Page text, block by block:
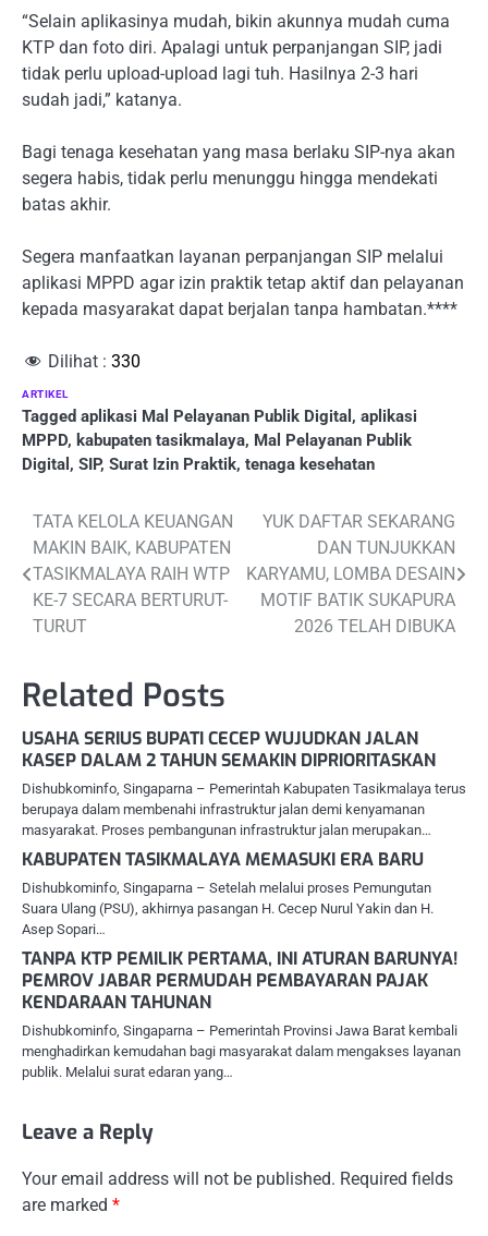
“Selain aplikasinya mudah, bikin akunnya mudah cuma
KTP dan foto diri. Apalagi untuk perpanjangan SIP, jadi
tidak perlu upload-upload lagi tuh. Hasilnya 2-3 hari
sudah jadi,” katanya.
Bagi tenaga kesehatan yang masa berlaku SIP-nya akan
segera habis, tidak perlu menunggu hingga mendekati
batas akhir.
Segera manfaatkan layanan perpanjangan SIP melalui
aplikasi MPPD agar izin praktik tetap aktif dan pelayanan
kepada masyarakat dapat berjalan tanpa hambatan.****
Dilihat : 330
ARTIKEL
Tagged aplikasi Mal Pelayanan Publik Digital , aplikasi
MPPD, kabupaten tasikmalaya, Mal Pelayanan Publik
Digital , SIP, Surat Izin Praktik, tenaga kesehatan
Post
navigation
TATA KELOLA KEUANGAN
MAKIN BAIK, KABUPATEN
TASIKMALAYA RAIH WTP
KE-7 SECARA BERTURUT-
TURUT
YUK DAFTAR SEKARANG
DAN TUNJUKKAN
KARYAMU, LOMBA DESAIN
MOTIF BATIK SUKAPURA
2026 TELAH DIBUKA
Related Posts
USAHA SERIUS BUPATI CECEP WUJUDKAN JALAN
KASEP DALAM 2 TAHUN SEMAKIN DIPRIORITASKAN
Dishubkominfo, Singaparna – Pemerintah Kabupaten Tasikmalaya terus
berupaya dalam membenahi infrastruktur jalan demi kenyamanan
masyarakat. Proses pembangunan infrastruktur jalan merupakan…
KABUPATEN TASIKMALAYA MEMASUKI ERA BARU
Dishubkominfo, Singaparna – Setelah melalui proses Pemungutan
Suara Ulang (PSU), akhirnya pasangan H. Cecep Nurul Yakin dan H.
Asep Sopari…
TANPA KTP PEMILIK PERTAMA, INI ATURAN BARUNYA!
PEMROV JABAR PERMUDAH PEMBAYARAN PAJAK
KENDARAAN TAHUNAN
Dishubkominfo, Singaparna – Pemerintah Provinsi Jawa Barat kembali
menghadirkan kemudahan bagi masyarakat dalam mengakses layanan
publik. Melalui surat edaran yang…
Leave a Reply
Your email address will not be published. Required fields
are marked *